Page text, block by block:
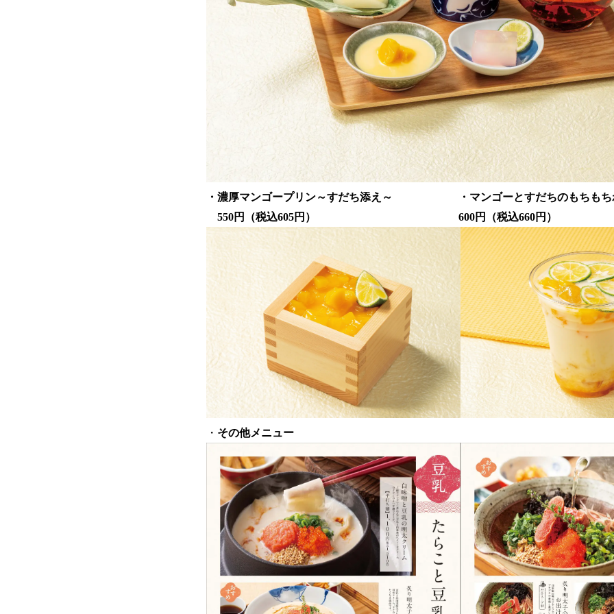
・濃厚マンゴープリン～すだち添え～ ・マンゴーとすだちのもちもち
550円（税込605円） 600円（税込660円）
・ その他メニュー